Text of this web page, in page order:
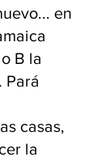
en
B la
Pará
casas,
la